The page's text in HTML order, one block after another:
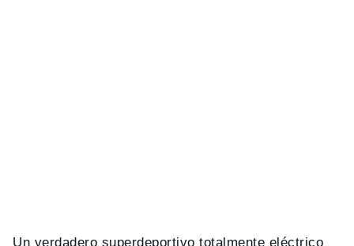
Un verdadero superdeportivo totalmente eléctrico